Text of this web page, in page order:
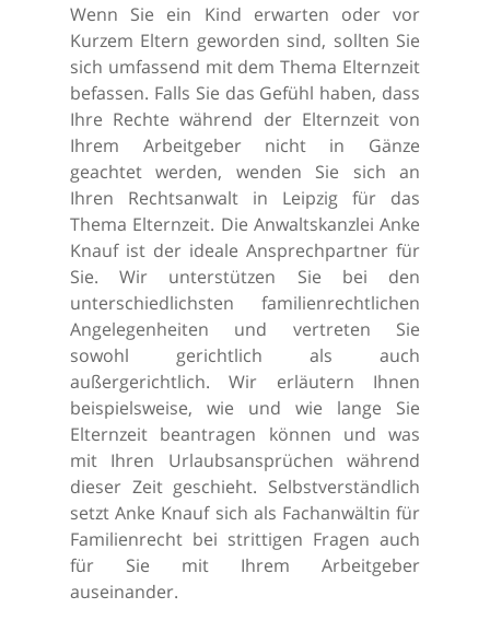
Wenn Sie ein Kind erwarten oder vor
Kurzem Eltern geworden sind, sollten Sie
sich umfassend mit dem Thema Elternzeit
befassen. Falls Sie das Gefühl haben, dass
Ihre Rechte während der Elternzeit von
Ihrem Arbeitgeber nicht in Gänze
geachtet werden, wenden Sie sich an
Ihren Rechtsanwalt in Leipzig für das
Thema Elternzeit. Die Anwaltskanzlei Anke
Knauf ist der ideale Ansprechpartner für
Sie. Wir unterstützen Sie bei den
unterschiedlichsten familienrechtlichen
Angelegenheiten und vertreten Sie
sowohl gerichtlich als auch
außergerichtlich. Wir erläutern Ihnen
beispielsweise, wie und wie lange Sie
Elternzeit beantragen können und was
mit Ihren Urlaubsansprüchen während
dieser Zeit geschieht. Selbstverständlich
setzt Anke Knauf sich als Fachanwältin für
Familienrecht bei strittigen Fragen auch
für Sie mit Ihrem Arbeitgeber
auseinander.